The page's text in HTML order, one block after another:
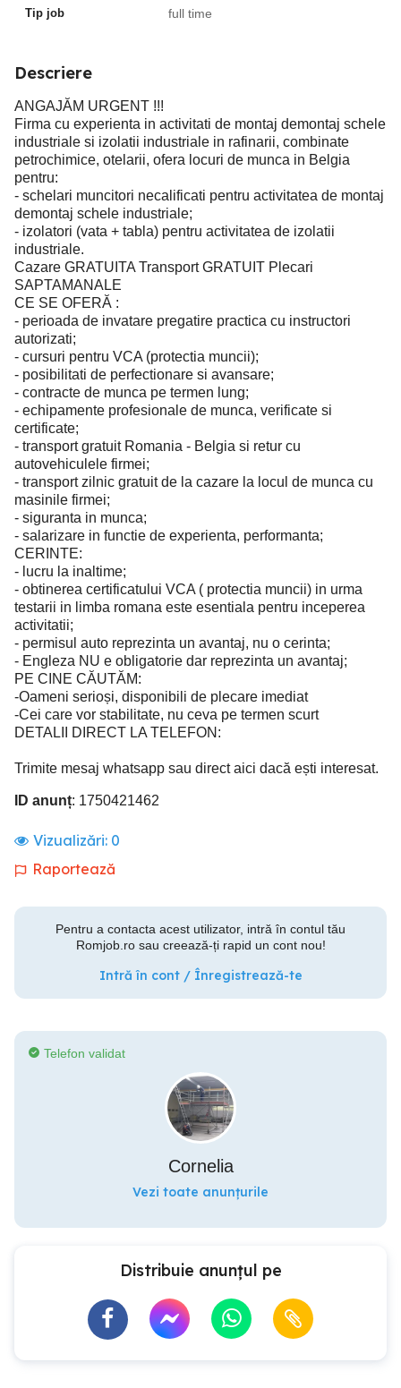
Tip job full time
Descriere
ANGAJĂM URGENT !!!
Firma cu experienta in activitati de montaj demontaj schele
industriale si izolatii industriale in rafinarii, combinate
petrochimice, otelarii, ofera locuri de munca in Belgia
pentru:
- schelari muncitori necalificati pentru activitatea de montaj
demontaj schele industriale;
- izolatori (vata + tabla) pentru activitatea de izolatii
industriale.
Cazare GRATUITA Transport GRATUIT Plecari
SAPTAMANALE
CE SE OFERĂ :
- perioada de invatare pregatire practica cu instructori
autorizati;
- cursuri pentru VCA (protectia muncii);
- posibilitati de perfectionare si avansare;
- contracte de munca pe termen lung;
- echipamente profesionale de munca, verificate si
certificate;
- transport gratuit Romania - Belgia si retur cu
autovehiculele firmei;
- transport zilnic gratuit de la cazare la locul de munca cu
masinile firmei;
- siguranta in munca;
- salarizare in functie de experienta, performanta;
CERINTE:
- lucru la inaltime;
- obtinerea certificatului VCA ( protectia muncii) in urma
testarii in limba romana este esentiala pentru inceperea
activitatii;
- permisul auto reprezinta un avantaj, nu o cerinta;
- Engleza NU e obligatorie dar reprezinta un avantaj;
PE CINE CĂUTĂM:
-Oameni serioși, disponibili de plecare imediat
-Cei care vor stabilitate, nu ceva pe termen scurt
DETALII DIRECT LA TELEFON:
Trimite mesaj whatsapp sau direct aici dacă ești interesat.
ID anunț: 1750421462
Vizualizări: 0
Raportează
Pentru a contacta acest utilizator, intră în contul tău
Romjob.ro sau creează-ți rapid un cont nou!
Intră în cont / Înregistrează-te
Telefon validat
Cornelia
Vezi toate anunțurile
Distribuie anunțul pe